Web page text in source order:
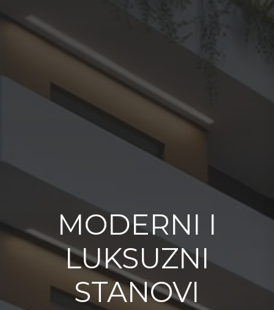
MODERNI I
LUKSUZNI
STANOVI
MODERNI I
LUKSUZNI
STANOVI
MODERNI I
LUKSUZNI
STANOVI